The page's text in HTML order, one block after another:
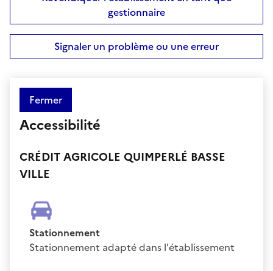
gestionnaire
Signaler un problème ou une erreur
Fermer
Accessibilité
CRÉDIT AGRICOLE QUIMPERLÉ BASSE
VILLE
Stationnement
Stationnement adapté dans l'établissement